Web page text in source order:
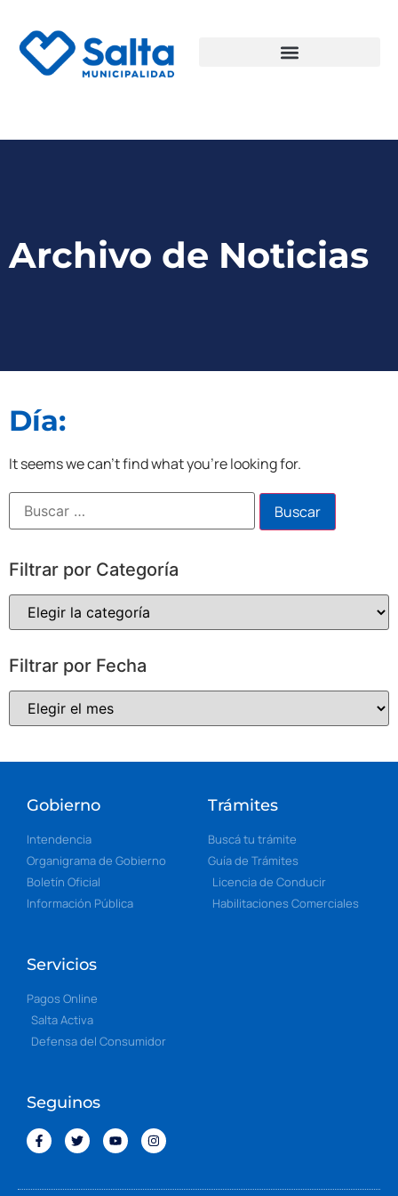
Archivo de Noticias
Día:
It seems we can't find what you're looking for.
Filtrar por Categoría
Filtrar por Fecha
Gobierno
Intendencia
Organigrama de Gobierno
Boletín Oficial
Información Pública
Trámites
Buscá tu trámite
Guía de Trámites
Licencia de Conducir
Habilitaciones Comerciales
Servicios
Pagos Online
Salta Activa
Defensa del Consumidor
Seguinos